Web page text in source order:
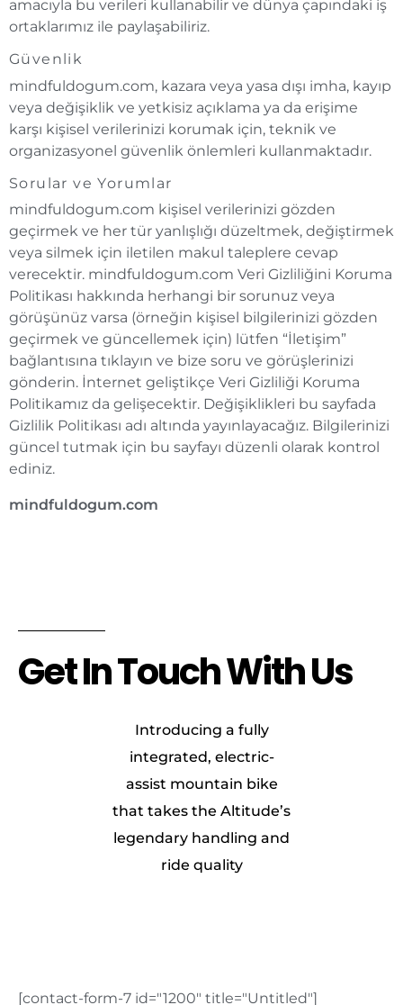
amacıyla bu verileri kullanabilir ve dünya çapındaki iş
ortaklarımız ile paylaşabiliriz.
Güvenlik
mindfuldogum.com, kazara veya yasa dışı imha, kayıp
veya değişiklik ve yetkisiz açıklama ya da erişime
karşı kişisel verilerinizi korumak için, teknik ve
organizasyonel güvenlik önlemleri kullanmaktadır.
Sorular ve Yorumlar
mindfuldogum.com kişisel verilerinizi gözden
geçirmek ve her tür yanlışlığı düzeltmek, değiştirmek
veya silmek için iletilen makul taleplere cevap
verecektir. mindfuldogum.com Veri Gizliliğini Koruma
Politikası hakkında herhangi bir sorunuz veya
görüşünüz varsa (örneğin kişisel bilgilerinizi gözden
geçirmek ve güncellemek için) lütfen “İletişim”
bağlantısına tıklayın ve bize soru ve görüşlerinizi
gönderin. İnternet geliştikçe Veri Gizliliği Koruma
Politikamız da gelişecektir. Değişiklikleri bu sayfada
Gizlilik Politikası adı altında yayınlayacağız. Bilgilerinizi
güncel tutmak için bu sayfayı düzenli olarak kontrol
ediniz.
mindfuldogum.com
Get In Touch With Us
Introducing a fully
integrated, electric-
assist mountain bike
that takes the Altitude’s
legendary handling and
ride quality
[contact-form-7 id="1200" title="Untitled"]